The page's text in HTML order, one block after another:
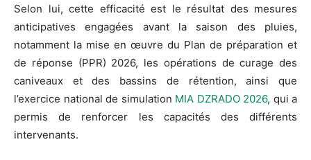
Selon lui, cette efficacité est le résultat des mesures
anticipatives engagées avant la saison des pluies,
notamment la mise en œuvre du Plan de préparation et
de réponse (PPR) 2026, les opérations de curage des
caniveaux et des bassins de rétention, ainsi que
l’exercice national de simulation MIA DZRADO 2026, qui a
permis de renforcer les capacités des différents
intervenants.